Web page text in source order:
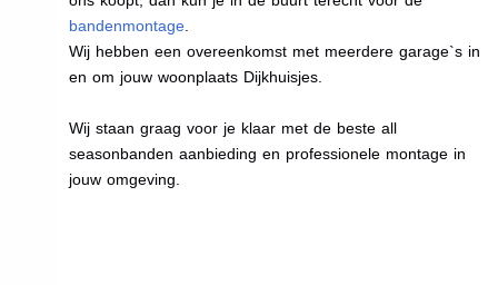
bandenmontage.
Wij hebben een overeenkomst met meerdere garage`s in
en om jouw woonplaats Dijkhuisjes.
Wij staan graag voor je klaar met de beste all
seasonbanden aanbieding en professionele montage in
jouw omgeving.